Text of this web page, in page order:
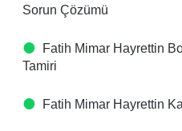
Sorun Çözümü
Fatih Mimar Hayrettin
Tamiri
Fatih Mimar Hayrettin